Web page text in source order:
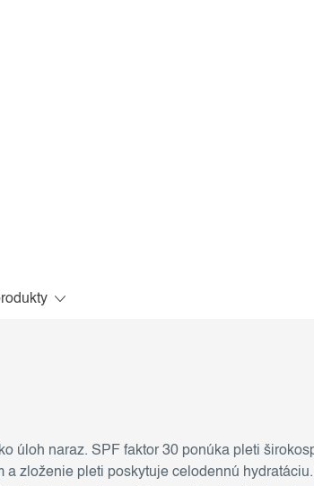
úloh naraz. SPF faktor 30 ponúka pleti
zloženie pleti poskytuje celodennú